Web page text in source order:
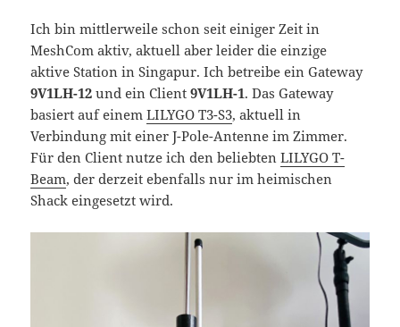
Ich bin mittlerweile schon seit einiger Zeit in
MeshCom aktiv, aktuell aber leider die einzige
aktive Station in Singapur. Ich betreibe ein Gateway
9V1LH-12 und ein Client9V1LH-1. Das Gateway
basiert auf einemLILYGO T3-S3, aktuell in
Verbindung mit einer J-Pole-Antenne im Zimmer.
Für den Client nutze ich den beliebtenLILYGO T-
Beam, der derzeit ebenfalls nur im heimischen
Shack eingesetzt wird.